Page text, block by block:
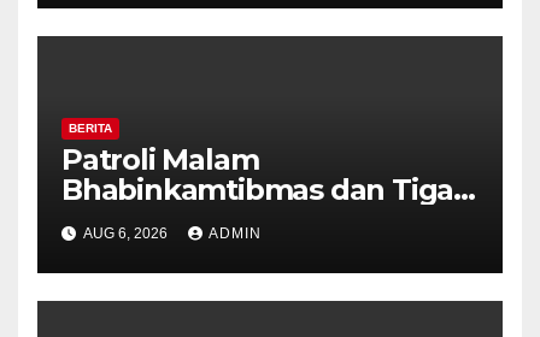
Kekerasan
BERITA
Patroli Malam
Bhabinkamtibmas dan Tiga
Pilar Kelurahan Ungaran
Perkuat Kamtibmas, Warga
Diajak Aktifkan Ronda
AUG 6, 2026 ADMIN